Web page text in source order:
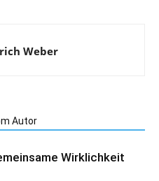
Weber
Autor
Wirklichkeit